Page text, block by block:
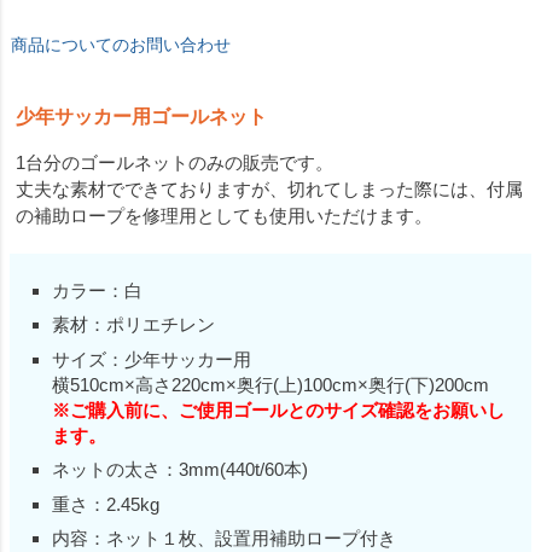
商品についてのお問い合わせ
少年サッカー用ゴールネット
1台分のゴールネットのみの販売です。
丈夫な素材でできておりますが、切れてしまった際には、付属
の補助ロープを修理用としても使用いただけます。
カラー：白
素材：ポリエチレン
サイズ：少年サッカー用
横510cm×高さ220cm×奥行(上)100cm×奥行(下)200cm
※ご購入前に、ご使用ゴールとのサイズ確認をお願いし
ます。
ネットの太さ：3mm(440t/60本)
重さ：2.45kg
内容：ネット１枚、設置用補助ロープ付き